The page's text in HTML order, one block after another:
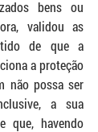
bens ou
validou as
de que a
a proteção
não possa ser
a sua
que, havendo